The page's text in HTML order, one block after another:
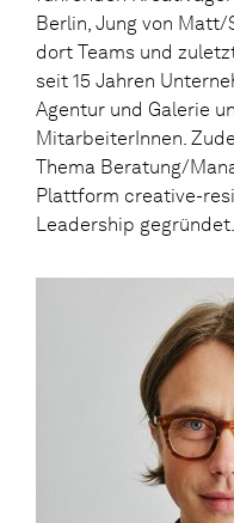
Berlin, Jung von Matt/
dort Teams und
seit 15 Jahren
Agentur und Galerie
MitarbeiterInnen.
Thema Beratung/
Plattform creative-
Leadership gegründet.